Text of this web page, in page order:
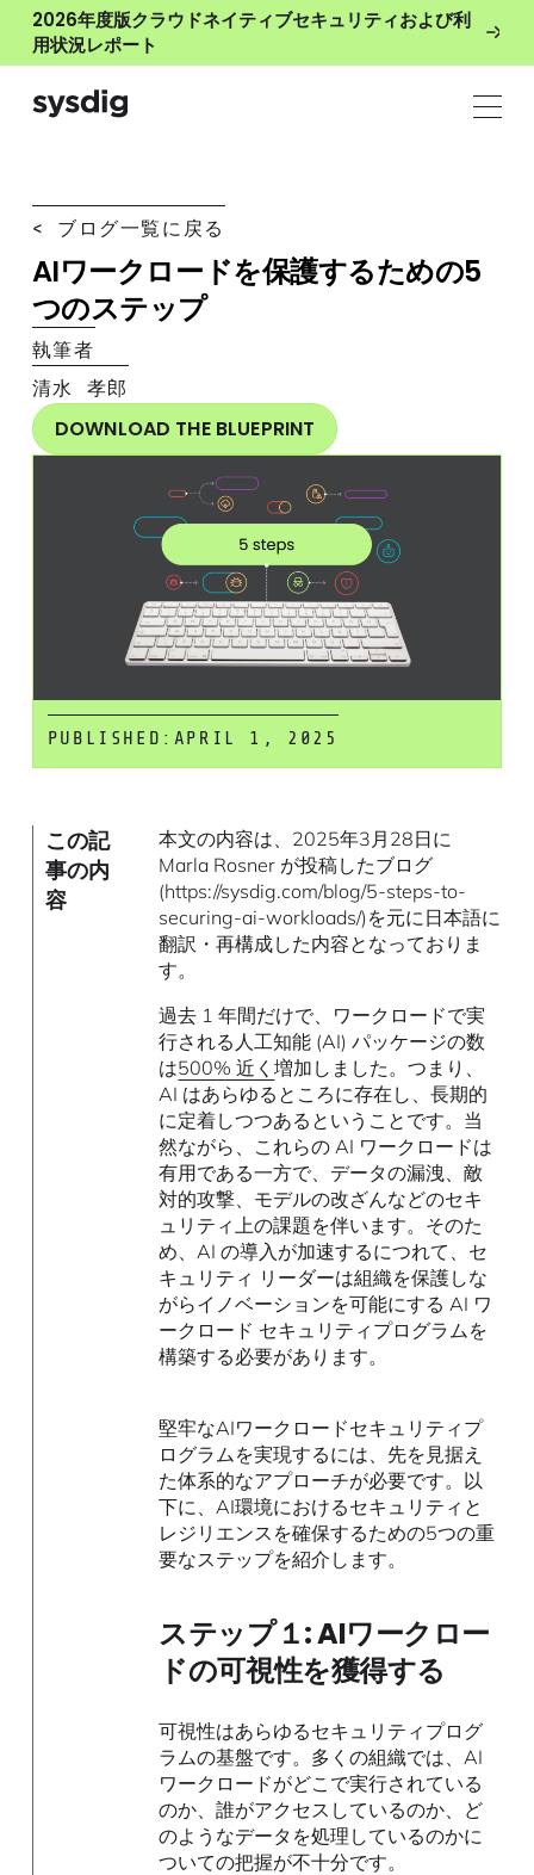
2026年度版クラウドネイティブセキュリティおよび利
用状況レポート
< ブログ一覧に戻る
AIワークロードを保護するための5
つのステップ
執筆者
清水 孝郎
DOWNLOAD THE BLUEPRINT
PUBLISHED: APRIL 1, 2025
この記
事の内
容
本文の内容は、2025年3月28日に
Marla Rosner が投稿したブログ
(https://sysdig.com/blog/5-steps-to-
securing-ai-workloads/)を元に日本語に
翻訳・再構成した内容となっておりま
す。
過去 1 年間だけで、ワークロードで実
行される人工知能 (AI) パッケージの数
は500% 近く増加しました。つまり、
AI はあらゆるところに存在し、長期的
に定着しつつあるということです。当
然ながら、これらの AI ワークロードは
有用である一方で、データの漏洩、敵
対的攻撃、モデルの改ざんなどのセキ
ュリティ上の課題を伴います。そのた
め、AI の導入が加速するにつれて、セ
キュリティ リーダーは組織を保護しな
がらイノベーションを可能にする AI ワ
ークロード セキュリティプログラムを
構築する必要があります。
堅牢なAIワークロードセキュリティプ
ログラムを実現するには、先を見据え
た体系的なアプローチが必要です。以
下に、AI環境におけるセキュリティと
レジリエンスを確保するための5つの重
要なステップを紹介します。
ステップ１: AIワークロー
ドの可視性を獲得する
可視性はあらゆるセキュリティプログ
ラムの基盤です。多くの組織では、AI
ワークロードがどこで実行されている
のか、誰がアクセスしているのか、ど
のようなデータを処理しているのかに
ついての把握が不十分です。